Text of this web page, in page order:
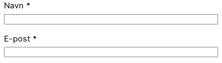
Navn *
E-post *